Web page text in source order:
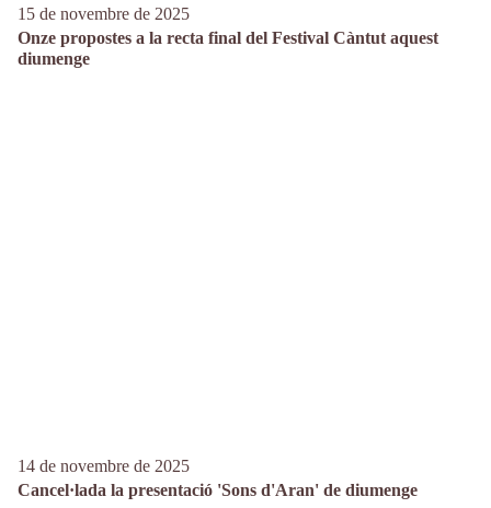
15 de novembre de 2025
Onze propostes a la recta final del Festival Càntut aquest
diumenge
14 de novembre de 2025
Cancel·lada la presentació 'Sons d'Aran' de diumenge